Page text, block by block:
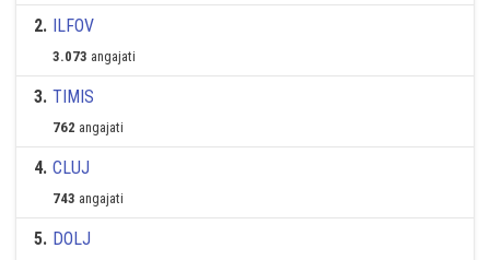
2. ILFOV
3.073 angajati
3. TIMIS
762 angajati
4. CLUJ
743 angajati
5. DOLJ